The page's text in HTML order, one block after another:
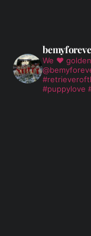
We ❤️
#puppylove